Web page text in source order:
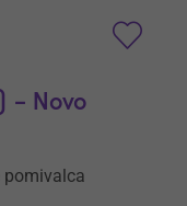
– Novo
pomivalca